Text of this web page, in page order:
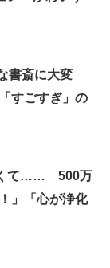
書斎に大変
すごすぎ」の
くて…… 500万
」「心が浄化